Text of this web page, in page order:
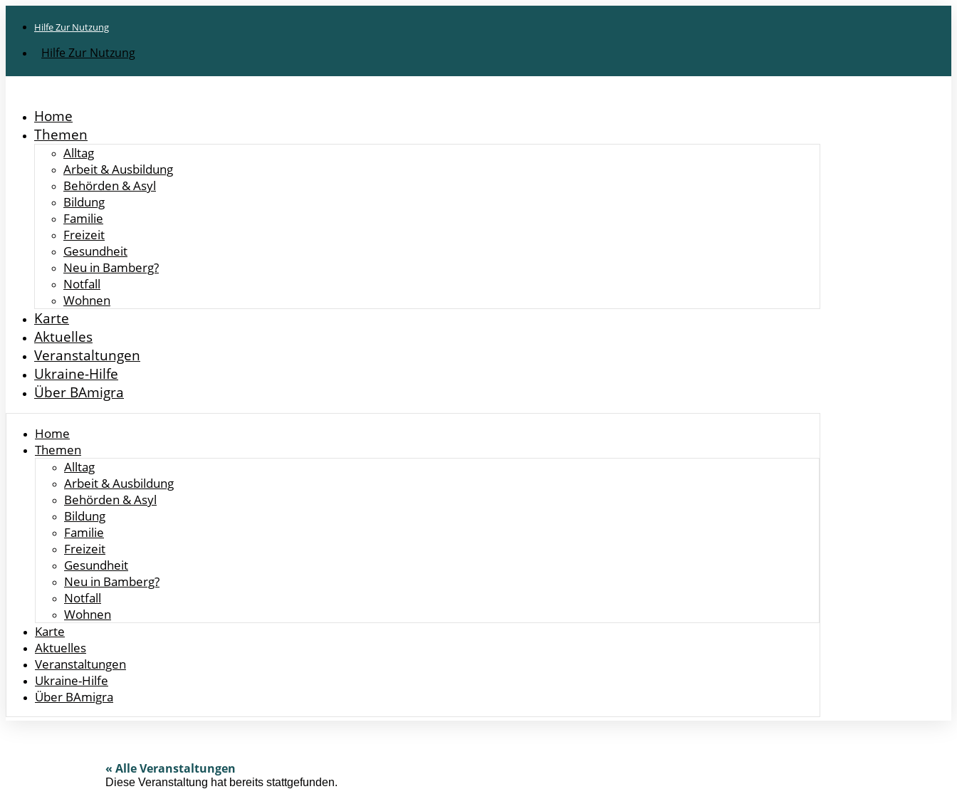
Hilfe Zur Nutzung
Hilfe Zur Nutzung
Home
Themen
Alltag
Arbeit & Ausbildung
Behörden & Asyl
Bildung
Familie
Freizeit
Gesundheit
Neu in Bamberg?
Notfall
Wohnen
Karte
Aktuelles
Veranstaltungen
Ukraine-Hilfe
Über BAmigra
Home
Themen
Alltag
Arbeit & Ausbildung
Behörden & Asyl
Bildung
Familie
Freizeit
Gesundheit
Neu in Bamberg?
Notfall
Wohnen
Karte
Aktuelles
Veranstaltungen
Ukraine-Hilfe
Über BAmigra
« Alle Veranstaltungen
Diese Veranstaltung hat bereits stattgefunden.